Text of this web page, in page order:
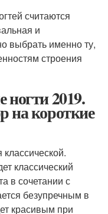
считаются
и
выбрать именно ту,
строения
2019.
на короткие
классический
в сочетании с
безупречным в
красивым при